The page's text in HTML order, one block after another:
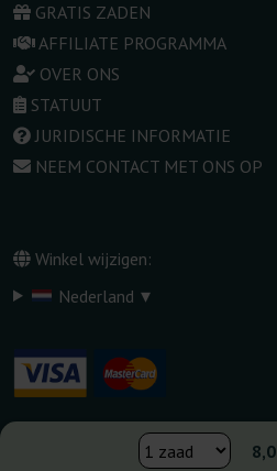
GRATIS ZADEN
AFFILIATE PROGRAMMA
OVER ONS
STATUUT
JURIDISCHE INFORMATIE
NEEM CONTACT MET ONS OP
Winkel wijzigen:
Nederland ▾